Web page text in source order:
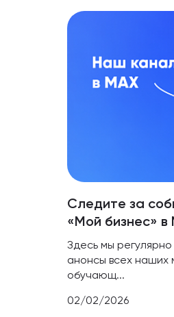
Следите за
«Мой бизнес»
Здесь мы
анонсы всех наших
обучающ...
02/02/2026